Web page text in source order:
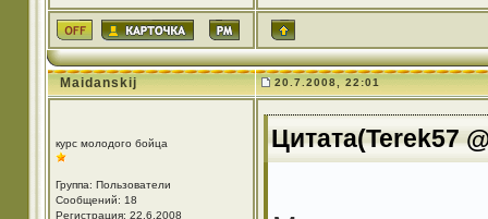
Maidanskij 20.7.2008, 22:01
курс молодого бойца
Группа: Пользователи
Сообщений: 18
Регистрация: 22.6.2008
Цитата(Terek57